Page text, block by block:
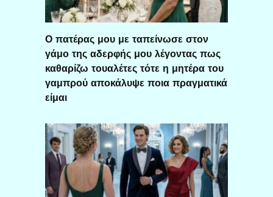
Ο πατέρας μου με ταπείνωσε στον
γάμο της αδερφής μου λέγοντας πως
καθαρίζω τουαλέτες τότε η μητέρα του
γαμπρού αποκάλυψε ποια πραγματικά
είμαι